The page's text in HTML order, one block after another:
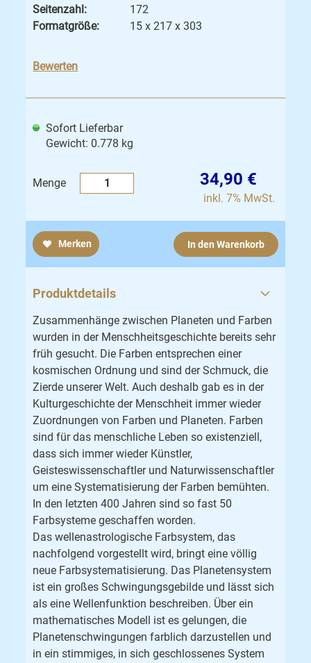
Seitenzahl:
172
Formatgröße:
15 x 217 x 303
Bewerten
Menge 34,90 €
inkl. 7% MwSt.
Sofort Lieferbar
Gewicht: 0.778 kg
Merken In den Warenkorb
Produktdetails
Zusammenhänge zwischen Planeten und Farben
wurden in der Menschheitsgeschichte bereits sehr
früh gesucht. Die Farben entsprechen einer
kosmischen Ordnung und sind der Schmuck, die
Zierde unserer Welt. Auch deshalb gab es in der
Kulturgeschichte der Menschheit immer wieder
Zuordnungen von Farben und Planeten. Farben
sind für das menschliche Leben so existenziell,
dass sich immer wieder Künstler,
Geisteswissenschaftler und Naturwissenschaftler
um eine Systematisierung der Farben bemühten.
In den letzten 400 Jahren sind so fast 50
Farbsysteme geschaffen worden.
Das wellenastrologische Farbsystem, das
nachfolgend vorgestellt wird, bringt eine völlig
neue Farbsystematisierung. Das Planetensystem
ist ein großes Schwingungsgebilde und lässt sich
als eine Wellenfunktion beschreiben. Über ein
mathematisches Modell ist es gelungen, die
Planetenschwingungen farblich darzustellen und
in ein stimmiges, in sich geschlossenes System